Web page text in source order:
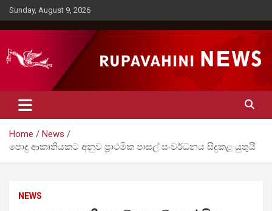
Skip
to
content
Sunday, August 9, 2026
Rupavahini News
Home
News
පොදු ආකෘතියකට අනුව ප්‍රාථමික පාසල් සංවර්ධනය සිදුකළ යුතුයි
NEWS